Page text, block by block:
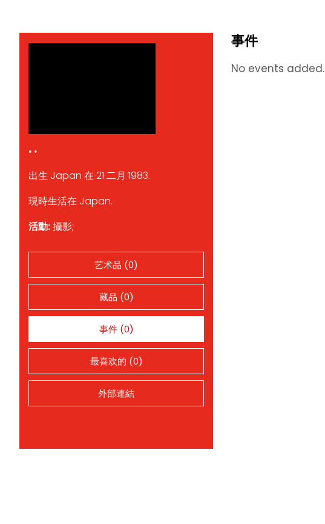
. .
出生 Japan 在 21 二月 1983.
現時生活在 Japan.
活動:攝影;
艺术品 (0)
藏品 (0)
事件 (0)
最喜欢的 (0)
外部連結
事件
No events added.